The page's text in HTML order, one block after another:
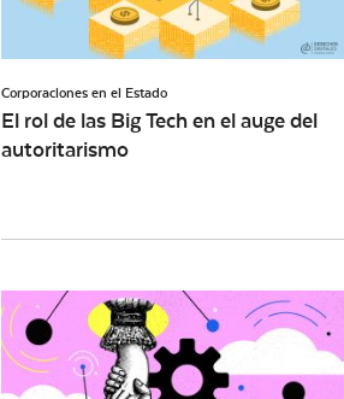
Corporaciones en el Estado
El rol de las Big Tech en el auge del
autoritarismo